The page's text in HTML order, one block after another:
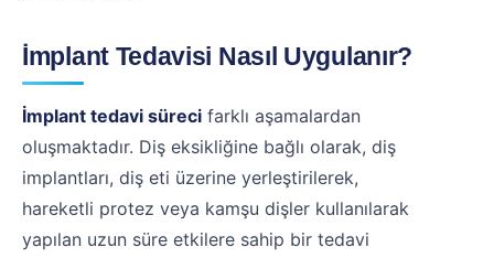
İmplant Tedavisi Nasıl Uygulanır?
İmplant tedavi süreci farklı aşamalardan
oluşmaktadır. Diş eksikliğine bağlı olarak, diş
implantları, diş eti üzerine yerleştirilerek,
hareketli protez veya kamşu dişler kullanılarak
yapılan uzun süre etkilere sahip bir tedavi